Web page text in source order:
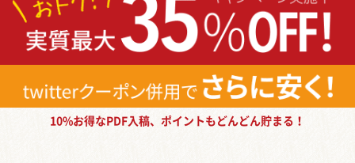
10%お得なPDF入稿、ポイントもどんどん貯まる！